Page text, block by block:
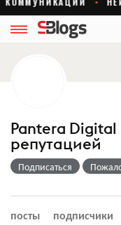
Pantera Digital
репутацией
Подписаться
посты подписчики